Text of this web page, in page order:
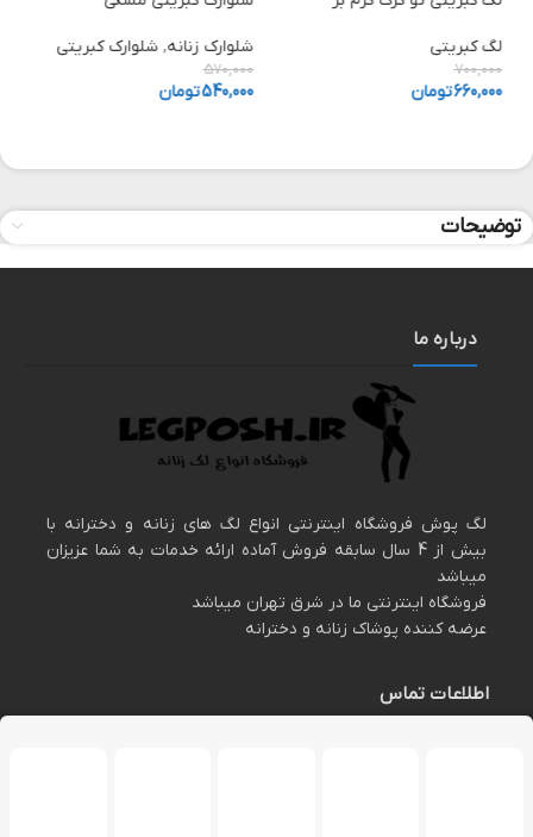
لگ کبریتی
700,000
660,000تومان
شلوارک زنانه, شلوارک کبریتی
570,000
540,000تومان
توضیحات
درباره ما
لگ پوش فروشگاه اینترنتی انواع لگ های زنانه و دخترانه با
بیش از 4 سال سابقه فروش آماده ارائه خدمات به شما عزیزان
میباشد
فروشگاه اینترنتی ما در شرق تهران میباشد
عرضه کننده پوشاک زنانه و دخترانه
اطلاعات تماس